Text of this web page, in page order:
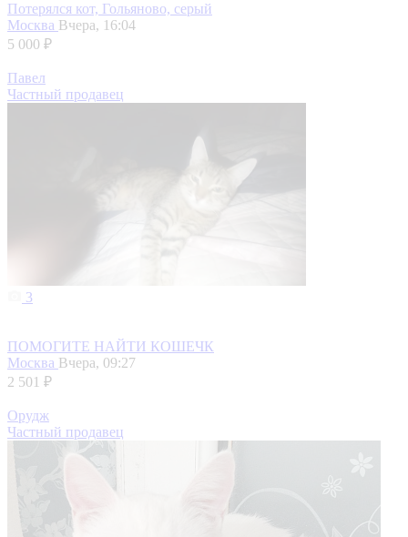
Потерялся кот, Гольяново, серый
Москва Вчера, 16:04
5 000 ₽
Павел
Частный продавец
3
ПОМОГИТЕ НАЙТИ КОШЕЧК
Москва Вчера, 09:27
2 501 ₽
Орудж
Частный продавец